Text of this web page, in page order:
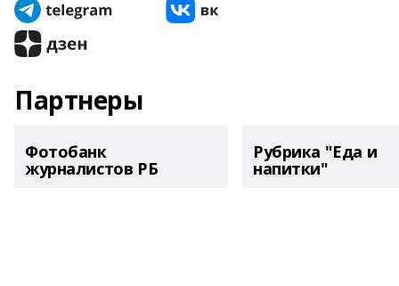
Партнеры
Фотобанк
журналистов РБ
Рубрика "Еда и
напитки"